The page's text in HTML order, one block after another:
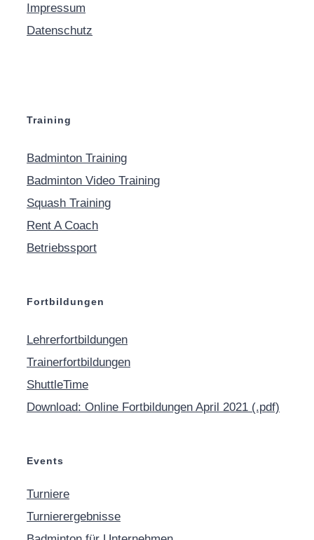
Impressum
Datenschutz
Training
Badminton Training
Badminton Video Training
Squash Training
Rent A Coach
Betriebssport
Fortbildungen
Lehrerfortbildungen
Trainerfortbildungen
ShuttleTime
Download: Online Fortbildungen April 2021 (.pdf)
Events
Turniere
Turnierergebnisse